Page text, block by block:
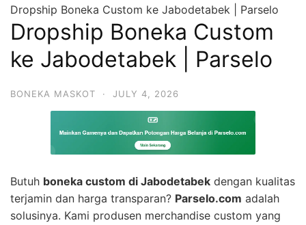
Dropship Boneka Custom ke Jabodetabek | Parselo
Dropship Boneka Custom
ke Jabodetabek | Parselo
BONEKA MASKOT · JULY 4, 2026
Butuh boneka custom di Jabodetabek dengan kualitas
terjamin dan harga transparan? Parselo.com adalah
solusinya. Kami produsen merchandise custom yang